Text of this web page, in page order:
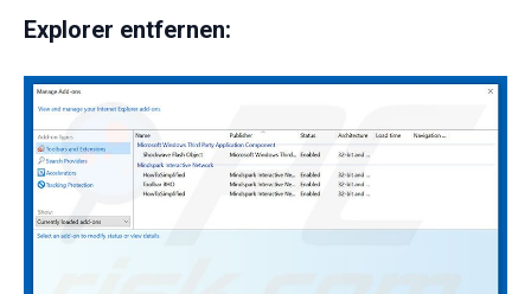
Explorer entfernen: